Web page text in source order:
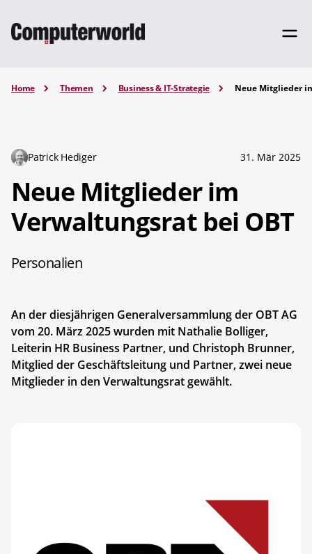
Home Themen Business & IT-Strategie Neue Mitglieder
Patrick Hediger 31. Mär 2025
Neue Mitglieder im
Verwaltungsrat bei OBT
Personalien
An der diesjährigen Generalversammlung der OBT AG
vom 20. März 2025 wurden mit Nathalie Bolliger,
Leiterin HR Business Partner, und Christoph Brunner,
Mitglied der Geschäftsleitung und Partner, zwei neue
Mitglieder in den Verwaltungsrat gewählt.